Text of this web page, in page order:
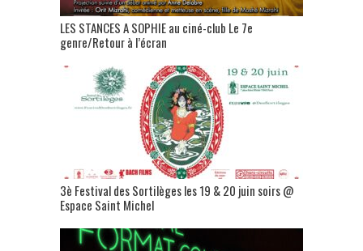
LES STANCES A SOPHIE au ciné-club Le 7e
genre/Retour à l’écran
3è Festival des Sortilèges les 19 & 20 juin soirs @
Espace Saint Michel